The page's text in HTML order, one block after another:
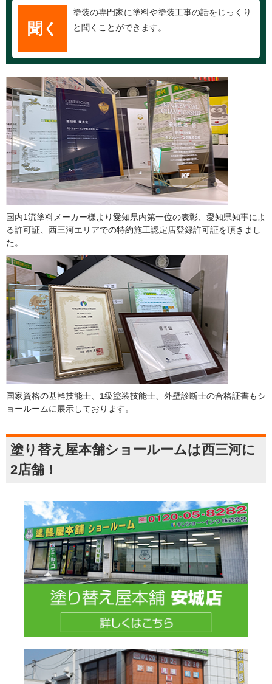
聞く
塗装の専門家に塗料や塗装工事の話をじっくり
と聞くことができます。
国内1流塗料メーカー様より愛知県内第一位の表彰、愛知県知事によ
る許可証、西三河エリアでの特約施工認定店登録許可証を頂きまし
た。
国家資格の基幹技能士、1級塗装技能士、外壁診断士の合格証書もシ
ョールームに展示しております。
塗り替え屋本舗ショールームは西三河に
2店舗！